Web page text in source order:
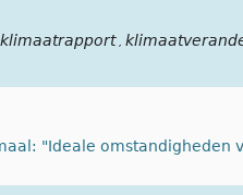
klimaatrapport
"Ideale omstandigheden